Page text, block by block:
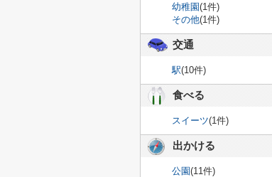
幼稚園(1件)
その他(1件)
交通
駅(10件)
食べる
スイーツ(1件)
出かける
公園(11件)